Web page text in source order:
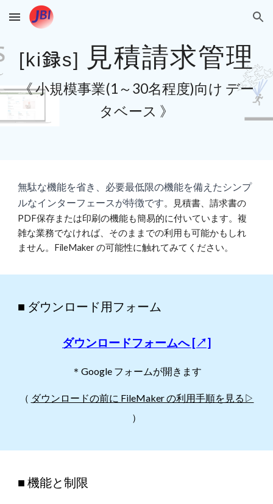
Skip to main content Skip to navigation
[ki録s] 見積請求管理
《 小規模事業(1～30名程度)向け デー
タベース 》
無駄な機能を省き、必要最低限の機能を備えたシンプ
ルなインターフェースが特徴です。見積書、請求書の
PDF保存または印刷の機能も簡易的に付いています。複
雑な業務でなければ、そのままでの利用も可能かもしれ
ません。 FileMaker の可能性に触れてみてください。
■ ダウンロード用フォーム
ダウンロードフォームへ [↗]
＊Google フォームが開きます
（ ダウンロードの前に FileMaker の利用手順を見る▷
）
■ 機能と制限